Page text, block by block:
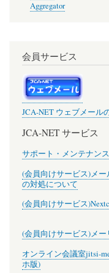
Aggregator
会員サービス
JCA-NET ウェブメール
JCA-NET サービス
サポート・メンテナン
(会員向けサービス)メ
の対処について
(会員向けサービス
(会員向けサービス)メ
オンライン会議室jitsi-
ホ版)